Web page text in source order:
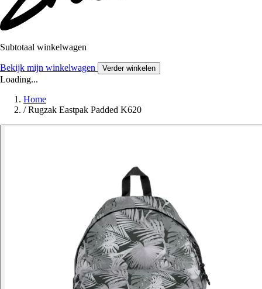
Subtotaal winkelwagen
Bekijk mijn winkelwagen Verder winkelen
Loading...
Home
/ Rugzak Eastpak Padded K620